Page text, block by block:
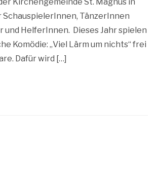
SchauspielerInnen, TänzerInnen
und HelferInnen. Dieses Jahr spielen
Komödie: „Viel Lärm um nichts“ frei
Dafür wird […]